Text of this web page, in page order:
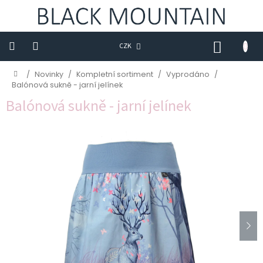
CZK
KOŠÍK
Novinky
M
Domů
/ Novinky / Kompletní sortiment / Vyprodáno /
Balónová sukně - jarní jelínek
Balónová sukně - jarní jelínek